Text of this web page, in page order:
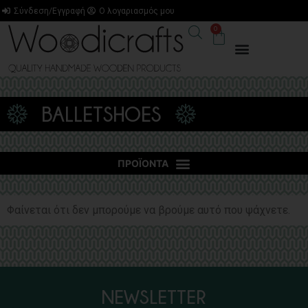
Σύνδεση/Εγγραφή Ο λογαριασμός μου
0
BALLETSHOES
Φαίνεται ότι δεν μπορούμε να βρούμε αυτό που ψάχνετε.
NEWSLETTER